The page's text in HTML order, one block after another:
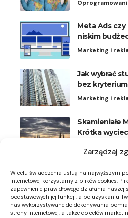
Zarządzaj
W celu świadczenia usług na najwyższym
internetowej korzystamy z plików cookies.
zapewnienie prawidłowego działania
podstawowych jej funkcji, a po uzyskaniu
nas wykorzystywane do dokonywania
strony internetowej, a także do celów
Meta Ads
niskim
Marketing i
Jak wybrać
bez
Marketing i
Skamieniałe
Krótka
Plisy na okna
Meble i